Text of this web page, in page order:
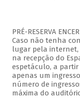
PRÉ-RESERVA
Caso não tenha
lugar pela internet,
na recepção do
espetáculo, a partir
apenas um
número de
máxima do